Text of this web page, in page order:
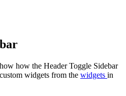
how the Header Toggle Sidebar
widgets from the widgets in